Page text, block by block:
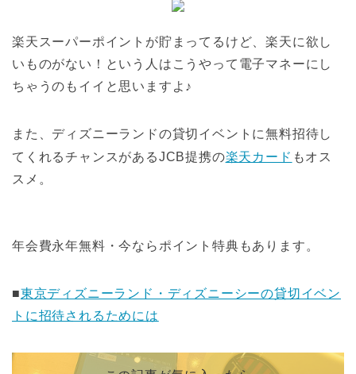
楽天スーパーポイントが貯まってるけど、楽天に欲し
いものがない！という人はこうやって電子マネーにし
ちゃうのもイイと思いますよ♪
また、ディズニーランドの貸切イベントに無料招待し
てくれるチャンスがあるJCB提携の楽天カード もオス
スメ。
年会費永年無料・今ならポイント特典もあります。
■東京ディズニーランド・ディズニーシーの貸切イベン
トに招待されるためには